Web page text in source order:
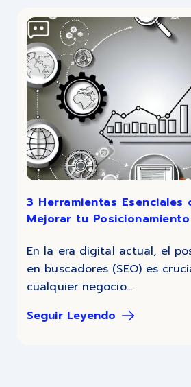
3 Herramientas Esenciales
Mejorar tu
En la era digital actual, el
en buscadores (SEO) es
cualquier negocio...
Seguir Leyendo